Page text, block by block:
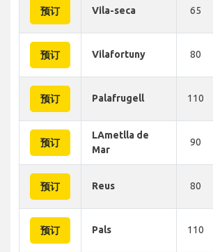
预订 Vila-seca 65
预订 Vilafortuny 80
预订 Palafrugell 110
预订
LAmetlla de
Mar
90
预订 Reus 80
预订 Pals 110